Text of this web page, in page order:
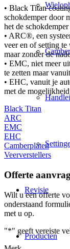
Revisie
Producten
• Black Titan
schokdemper door
het de
• ARC®, een
veer en of setting
maar zonder de
• EMC, niet meer
te zetten maar
• EHC, vanuit je
met de
Black Titan
ARC
EMC
EHC
Camberplaten
Veerverstellers
Offerte
Wilt u een offerte
onderstaand
met u op.
"*" geeft vereiste